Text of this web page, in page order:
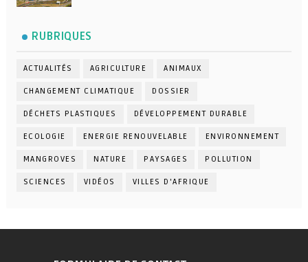
RUBRIQUES
ACTUALITÉS AGRICULTURE ANIMAUX
CHANGEMENT CLIMATIQUE DOSSIER
DÉCHETS PLASTIQUES DÉVELOPPEMENT DURABLE
ECOLOGIE ENERGIE RENOUVELABLE ENVIRONNEMENT
MANGROVES NATURE PAYSAGES POLLUTION
SCIENCES VIDÉOS VILLES D'AFRIQUE